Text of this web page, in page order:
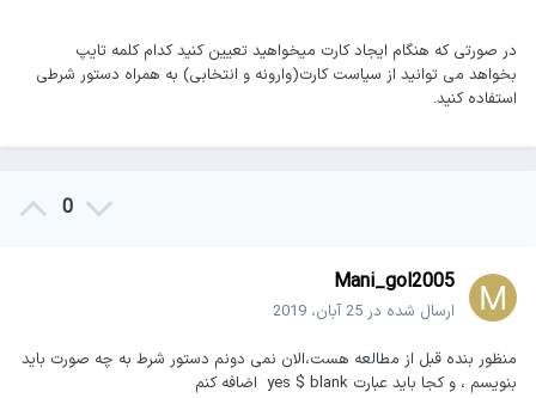
در صورتی که هنگام ایجاد کارت میخواهید تعیین کنید کدام کلمه تایپ
بخواهد می توانید از سیاست کارت(وارونه و انتخابی) به همراه دستور شرطی
استفاده کنید.
0
Mani_gol2005
ارسال شده در 25 آبان، 2019
منظور بنده قبل از مطالعه هست،الان نمی دونم دستور شرط به چه صورت باید
بنویسم ، و کجا باید عبارت yes $ blank اضافه کنم